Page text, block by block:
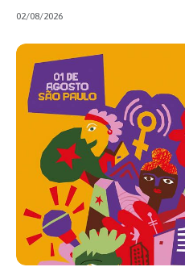
02/08/2026